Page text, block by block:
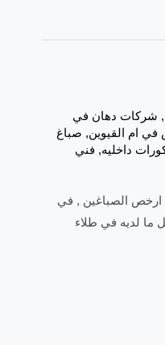
, شركات دهان في
, صباغ
داخليه, فني
نمتلك ارخص الصباغين , في
ما لديه في طلاء